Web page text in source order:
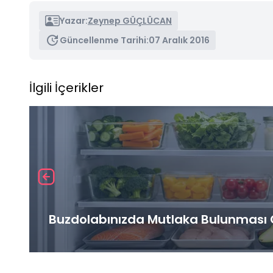
Yazar:Zeynep GÜÇLÜCAN
Güncellenme Tarihi:07 Aralık 2016
İlgili İçerikler
Buzdolabınızda Mutlaka Bulunması